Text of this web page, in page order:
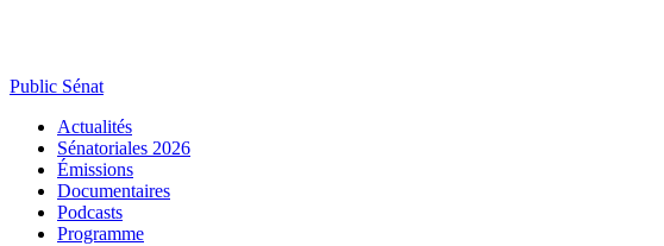
Public Sénat
Actualités
Sénatoriales 2026
Émissions
Documentaires
Podcasts
Programme